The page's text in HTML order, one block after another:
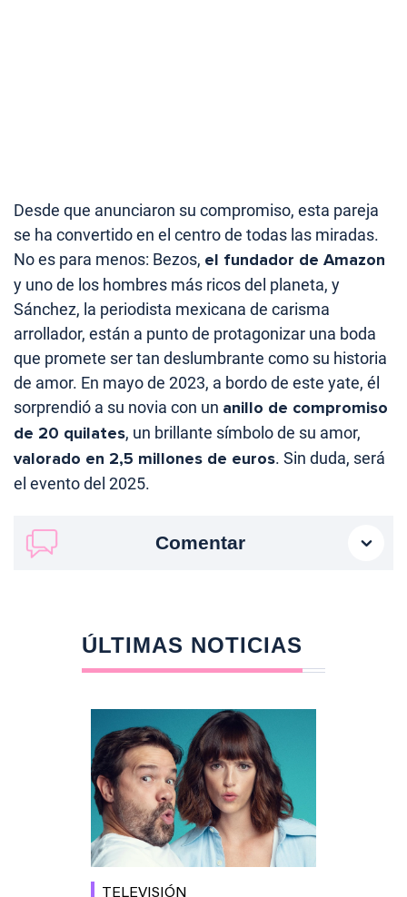
Desde que anunciaron su compromiso, esta pareja
se ha convertido en el centro de todas las miradas.
No es para menos: Bezos, el fundador de Amazon
y uno de los hombres más ricos del planeta, y
Sánchez, la periodista mexicana de carisma
arrollador, están a punto de protagonizar una boda
que promete ser tan deslumbrante como su historia
de amor. En mayo de 2023, a bordo de este yate, él
sorprendió a su novia con un anillo de compromiso
de 20 quilates, un brillante símbolo de su amor,
valorado en 2,5 millones de euros. Sin duda, será
el evento del 2025.
Comentar
ÚLTIMAS NOTICIAS
TELEVISIÓN